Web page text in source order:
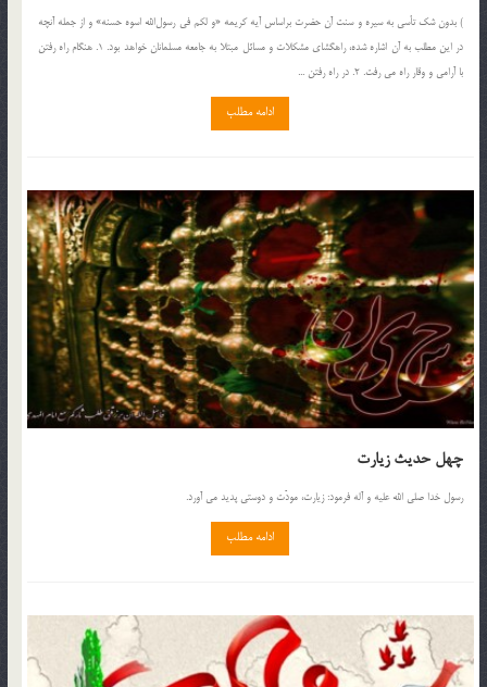
) بدون شک تأسي به سيره و سنت آن حضرت براساس آيه‌‌ کريمه «و لکم في رسول‌الله اسوه حسنه» و از جمله آنچه
در اين مطلب به آن اشاره شده، راهگشاي مشکلات و مسائل مبتلا به جامعه مسلمانان خواهد بود. 1. هنگام راه رفتن
با آرامي و وقار راه مي رفت. 2. در راه رفتن ...
ادامه مطلب
چهل حدیث زیارت
رسول خدا صلي الله عليه و آله فرمود: زيارت، مودّت و دوستى پديد مى آورد.
ادامه مطلب